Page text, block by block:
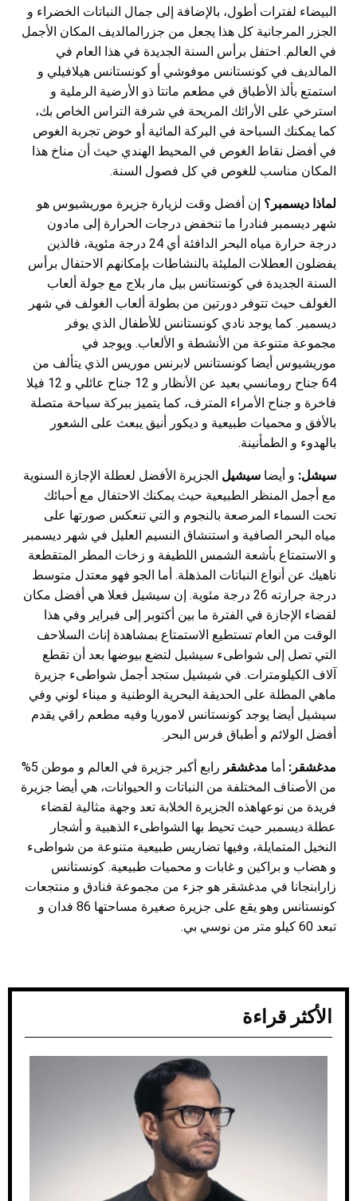
البيضاء لفترات أطول، بالإضافة إلى جمال النباتات الخضراء و
الجزر المرجانية كل هذا يجعل من جزرالمالديف المكان الأجمل
في العالم. احتفل برأس السنة الجديدة في هذا العام في
المالديف في كونستانس موفوشي أو كونستانس هيلافيلي و
استمتع بألذ الأطباق في مطعم مانتا ذو الأرضية الرملية و
استرخي على الأرائك المريحة في شرفة التراس الخاص بك،
كما يمكنك السباحة في البركة المائية أو خوض تجربة الغوص
في أفضل نقاط الغوص في المحيط الهندي حيث أن مناخ هذا
المكان مناسب للغوص في كل فصول السنة.
لماذا ديسمبر؟ إن أفضل وقت لزيارة جزيرة موريشيوس هو
شهر ديسمبر فنادرا ما تنخفض درجات الحرارة إلى مادون
درجة حرارة مياه البحر الدافئة أي 24 درجة مئوية، فالذين
يفضلون العطلات المليئة بالنشاطات بإمكانهم الاحتفال برأس
السنة الجديدة في كونستانس بيل مار بلاج مع جولة ألعاب
الغولف حيث تتوفر دورتين من بطولة ألعاب الغولف في شهر
ديسمبر. كما يوجد نادي كونستانس للأطفال الذي يوفر
مجموعة متنوعة من الأنشطة و الألعاب. ويوجد في
موريشيوس أيضا كونستانس لابرنس موريس الذي يتألف من
64 جناح رومانسي بعيد عن الأنظار و 12 جناح عائلي و 12 فيلا
فاخرة و جناح الأمراء المترف، كما يتميز ببركة سباحة متصلة
بالأفق و محميات طبيعية و ديكور أنيق يبعث على الشعور
بالهدوء و الطمأنينة.
سيشل: و أيضا سيشيل الجزيرة الأفضل لعطلة الإجازة السنوية
مع أجمل المنظر الطبيعية حيث يمكنك الاحتفال مع أحبائك
تحت السماء المرصعة بالنجوم و التي تنعكس صورتها على
مياه البحر الصافية و استنشاق النسيم العليل في شهر ديسمبر
و الاستمتاع بأشعة الشمس اللطيفة و زخات المطر المتقطعة
ناهيك عن أنواع النباتات المذهلة. أما الجو فهو معتدل متوسط
درجة جرارته 26 درجة مئوية. إن سيشيل فعلا هي أفضل مكان
لقضاء الإجازة في الفترة ما بين أكتوبر إلى فبراير وفي هذا
الوقت من العام تستطيع الاستمتاع بمشاهدة إناث السلاحف
التي تصل إلى شواطىء سيشيل لتضع بيوضها بعد أن تقطع
آلاف الكيلومترات. في شيشيل ستجد أجمل شواطىء جزيرة
ماهي المطلة على الحديقة البحرية الوطنية و ميناء لوني وفي
سيشيل أيضا يوجد كونستانس لاموريا وفيه مطعم راقي يقدم
أفضل الولائم و أطباق فرس البحر.
مدغشقر: أما مدغشقر
رابع أكبر جزيرة في العالم و موطن 5%
من الأصناف المختلفة من النباتات و الحيوانات، هي أيضا جزيرة
فريدة من نوعهاهذه الجزيرة الخلابة تعد وجهة مثالية لقضاء
عطلة ديسمبر حيث تحيط بها الشواطىء الذهبية و أشجار
النخيل المتمايلة، وفيها تضاريس طبيعية متنوعة من شواطىء
و هضاب و براكين و غابات و محميات طبيعية. كونستانس
زارابنجانا في مدغشقر هو جزء من مجموعة فنادق و منتجعات
كونستانس وهو يقع على جزيرة صغيرة مساحتها 86 فدان و
تبعد 60 كيلو متر من نوسي بي.
الأكثر قراءة